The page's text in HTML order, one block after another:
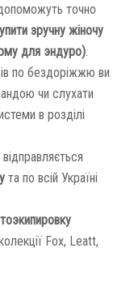
точно
зручну жіночу
для эндуро).
по бездоріжжю ви
чи слухати
в розділі
та по всій Україні
Fox, Leatt,